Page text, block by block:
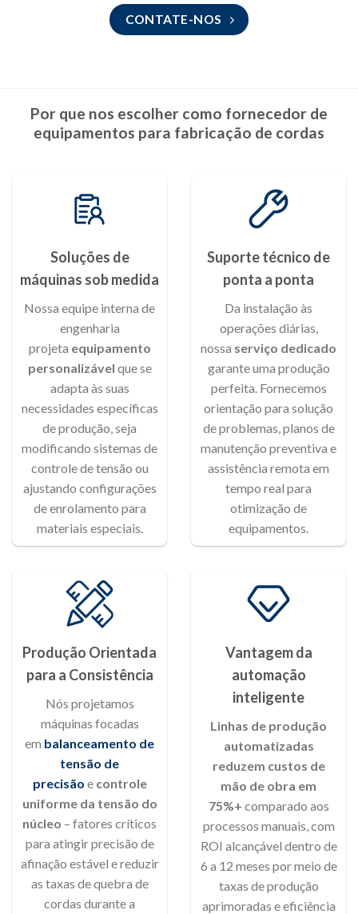
CONTATE-NOS
Por que nos escolher como fornecedor de
equipamentos para fabricação de cordas
Soluções de
máquinas sob medida
Nossa equipe interna de
engenharia
projeta equipamento
personalizável que se
adapta às suas
necessidades específicas
de produção, seja
modificando sistemas de
controle de tensão ou
ajustando configurações
de enrolamento para
materiais especiais.
Suporte técnico de
ponta a ponta
Da instalação às
operações diárias,
nossa serviço dedicado
garante uma produção
perfeita. Fornecemos
orientação para solução
de problemas, planos de
manutenção preventiva e
assistência remota em
tempo real para
otimização de
equipamentos.
Produção Orientada
para a Consistência
Nós projetamos
máquinas focadas
em balanceamento de
tensão de
precisão e controle
uniforme da tensão do
núcleo – fatores críticos
para atingir precisão de
afinação estável e reduzir
as taxas de quebra de
cordas durante a
Vantagem da
automação
inteligente
Linhas de produção
automatizadas
reduzem custos de
mão de obra em
75%+ comparado aos
processos manuais, com
ROI alcançável dentro de
6 a 12 meses por meio de
taxas de produção
aprimoradas e eficiência